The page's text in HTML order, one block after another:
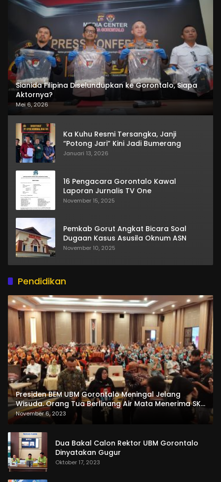
Sianida Filipina Diselundupkan ke Gorontalo, Siapa
Aktornya?
Mei 6, 2026
Ka Kuhu Resmi Tersangka, Janji
“Potong Jari” Kini Jadi Bumerang
Januari 13, 2026
16 Pengacara Gorontalo Kawal
Laporan Jurnalis TV One
November 15, 2025
Pemkab Gorut Angkat Bicara Soal
Dugaan Kasus Asusila Oknum ASN
November 10, 2025
Pendidikan
Presiden BEM UBM Gorontalo Meningal Jelang
Wisuda. Orang Tua Berlinang Air Mata Menerima SKL
dan Pemasangan Salempang
November 6, 2023
Dua Bakal Calon Rektor UBM Gorontalo
Dinyatakan Gugur
Oktober 17, 2023